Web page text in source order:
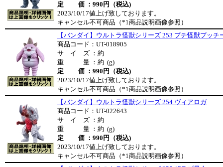
定 価 ：990円（税込)
2023/10/17値上げ致しております。
キャンセル不可商品（*1商品説明画像参照）
【バンダイ】ウルトラ怪獣シリーズ 253 プチ怪獣プッチ
商品コード：UT-018905
サ イ ズ ：約
重 量 ：約 (g)
定 価 ：990円（税込)
2023/10/17値上げ致しております。
キャンセル不可商品（*1商品説明画像参照）
【バンダイ】ウルトラ怪獣シリーズ 254 ヴィアロガ
商品コード：UT-022643
サ イ ズ ：約
重 量 ：約 (g)
定 価 ：990円（税込)
2023/10/17値上げ致しております。
キャンセル不可商品（*1商品説明画像参照）